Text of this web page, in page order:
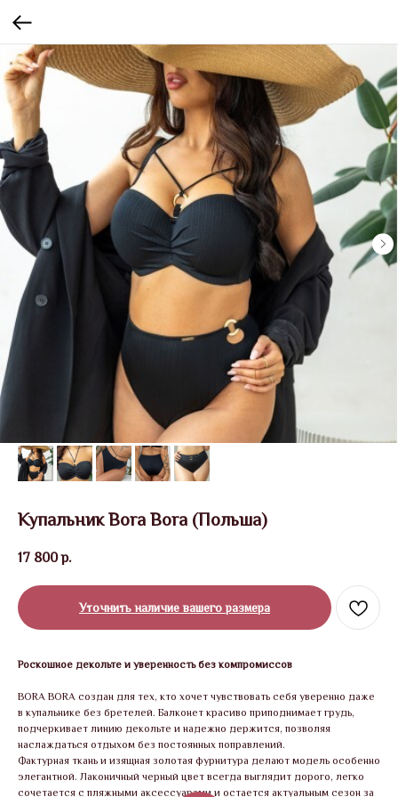
Купальник Bora Bora (Польша)
17 800 р.
Уточнить наличие вашего размера
Роскошное декольте и уверенность без компромиссов
BORA BORA создан для тех, кто хочет чувствовать себя уверенно даже
в купальнике без бретелей. Балконет красиво приподнимает грудь,
подчеркивает линию декольте и надежно держится, позволяя
наслаждаться отдыхом без постоянных поправлений.
Фактурная ткань и изящная золотая фурнитура делают модель особенно
элегантной. Лаконичный черный цвет всегда выглядит дорого, легко
сочетается с пляжными аксессуарами и остается актуальным сезон за